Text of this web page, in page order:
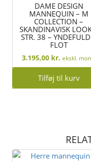
DAME DESIGN
MANNEQUIN – M
COLLECTION –
SKANDINAVISK
STR. 38 –
FLOT
3.195,00 kr. ekskl.
Tilføj til kurv